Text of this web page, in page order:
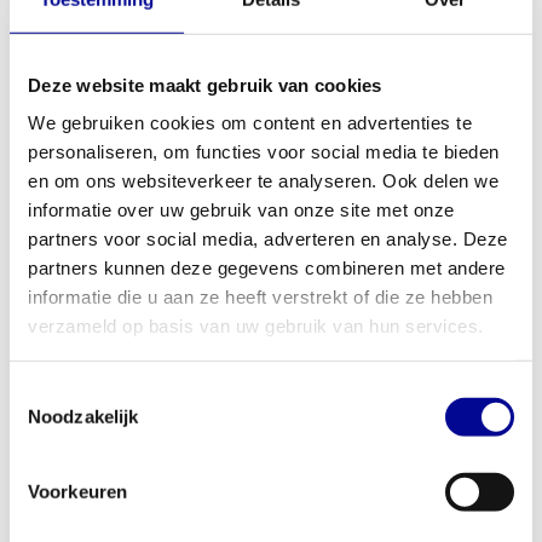
Deze website maakt gebruik van cookies
We gebruiken cookies om content en advertenties te
personaliseren, om functies voor social media te bieden
en om ons websiteverkeer te analyseren. Ook delen we
informatie over uw gebruik van onze site met onze
partners voor social media, adverteren en analyse. Deze
partners kunnen deze gegevens combineren met andere
informatie die u aan ze heeft verstrekt of die ze hebben
verzameld op basis van uw gebruik van hun services.
Noodzakelijk
Voorkeuren
Een divers portfolio voor elk
doel
trainingsbehoefte te voldoen. Voor een sterke basis in cardio en
kracht bieden wij de Italiaanse designgerichte oplossingen van
Technogymen de Amerikaanse degelijkheid vanLife Fitness. Ook
vind je bij ons de onverwoestbare toestellen van Precoren de
vormen.
Daarnaast bieden we ruimte aan echte specialisten voor
specifieke doelen. Denk aan de unieke curve-loopbanden van
en slimme fietstrainers van Dare2Ride. Om
de inrichting compleet te maken bieden we functionele
Nieuw en refurbished aanbod